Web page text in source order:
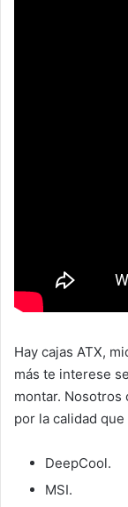
Hay cajas ATX,
más te interese
montar. Nosotros
por la calidad
DeepCool.
MSI.